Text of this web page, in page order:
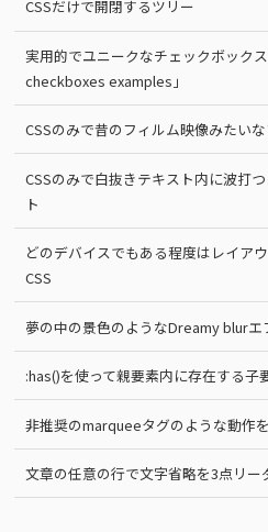
CSSだけで開閉するツリー
実用的でユニークなチェックボック
checkboxes examples」
CSSのみで昔のフィルム映像みたい
CSSのみで白抜きテキスト内に波打
ト
どのデバイスでもある程度はレイア
CSS
夢の中の景色のようなDreamy blurエ
:has()を使って親要素内に存在する子
非推奨のmarqueeタグのような動作
文章の任意の行で文字省略を3点リー